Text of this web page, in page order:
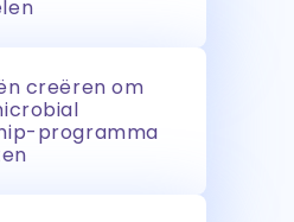
creëren om
programma